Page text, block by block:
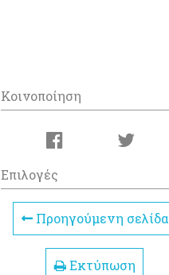
Κοινοποίηση
Επιλογές
Προηγούμενη σελίδα
Εκτύπωση